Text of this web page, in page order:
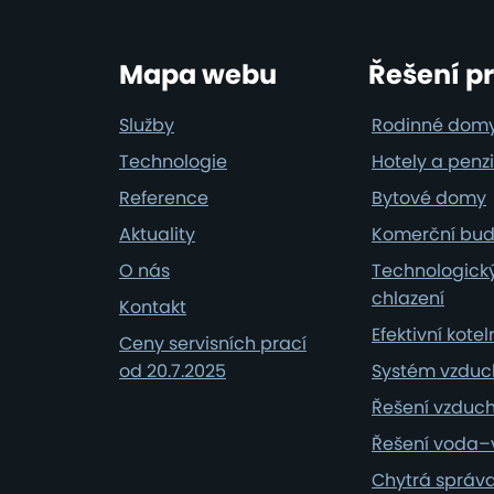
Mapa webu
Služby
Technologie
Reference
Aktuality
O nás
Kontakt
Ceny servisních prací
od 20.7.2025
Řešení
Rodinné
Hotely a
Bytové domy
Komerční
chlazení
Efektivní
Systém
Řešení
Řešení
Chytrá